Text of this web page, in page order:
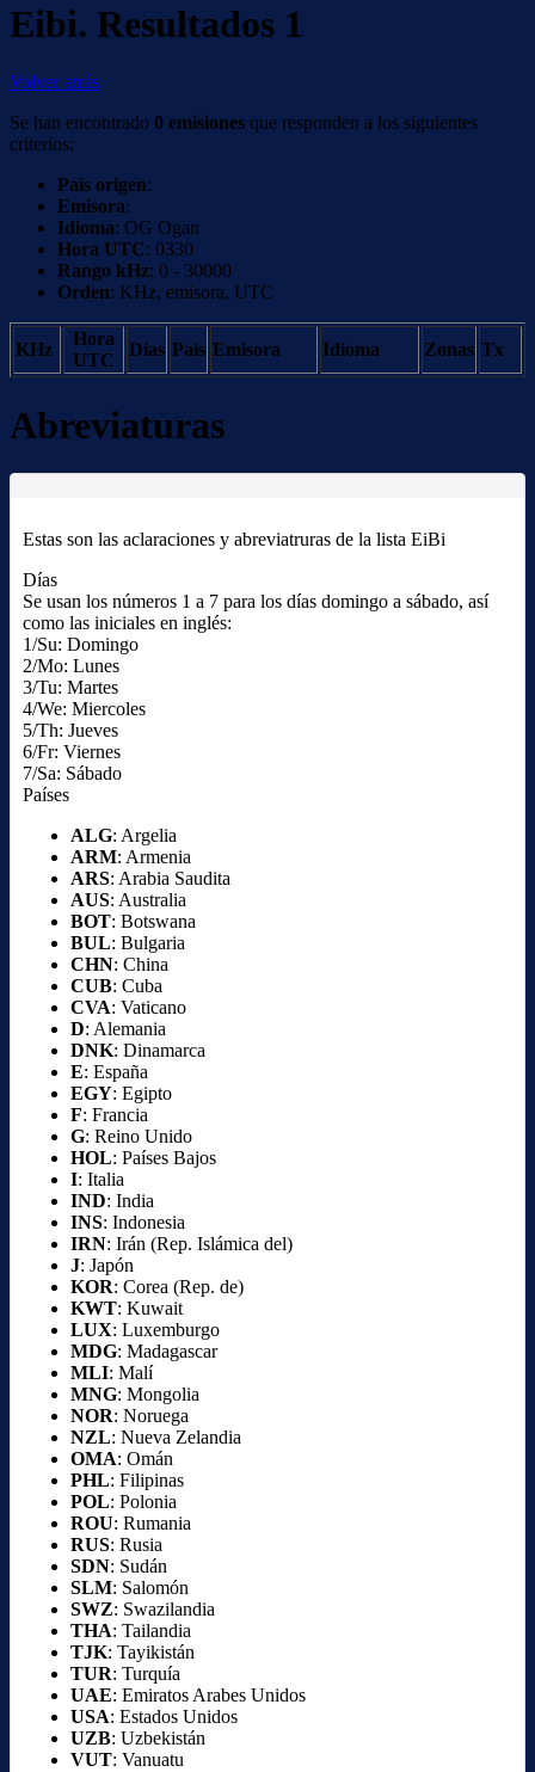
Eibi. Resultados 1
Volver atrás
Se han encontrado 0 emisiones que responden a los siguientes
criterios:
País origen:
Emisora:
Idioma: OG Ogan
Hora UTC: 0330
Rango kHz: 0 - 30000
Orden: KHz, emisora, UTC
KHz
Hora
UTC
Días País Emisora Idioma Zonas Tx
Abreviaturas
Estas son las aclaraciones y abreviatruras de la lista EiBi
Días
Se usan los números 1 a 7 para los días domingo a sábado, así
como las iniciales en inglés:
1/Su: Domingo
2/Mo: Lunes
3/Tu: Martes
4/We: Miercoles
5/Th: Jueves
6/Fr: Viernes
7/Sa: Sábado
Países
ALG: Argelia
ARM: Armenia
ARS: Arabia Saudita
AUS: Australia
BOT: Botswana
BUL: Bulgaria
CHN: China
CUB: Cuba
CVA: Vaticano
D: Alemania
DNK: Dinamarca
E: España
EGY: Egipto
F: Francia
G: Reino Unido
HOL: Países Bajos
I: Italia
IND: India
INS: Indonesia
IRN: Irán (Rep. Islámica del)
J: Japón
KOR: Corea (Rep. de)
KWT: Kuwait
LUX: Luxemburgo
MDG: Madagascar
MLI: Malí
MNG: Mongolia
NOR: Noruega
NZL: Nueva Zelandia
OMA: Omán
PHL: Filipinas
POL: Polonia
ROU: Rumania
RUS: Rusia
SDN: Sudán
SLM: Salomón
SWZ: Swazilandia
THA: Tailandia
TJK: Tayikistán
TUR: Turquía
UAE: Emiratos Arabes Unidos
USA: Estados Unidos
UZB: Uzbekistán
VUT: Vanuatu